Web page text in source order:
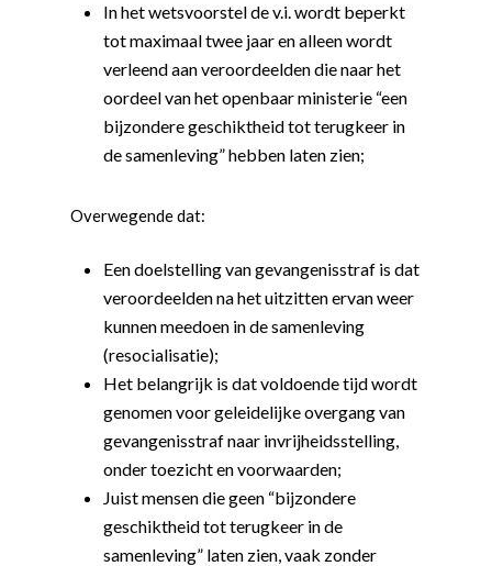
In het wetsvoorstel de v.i. wordt beperkt
tot maximaal twee jaar en alleen wordt
verleend aan veroordeelden die naar het
oordeel van het openbaar ministerie “een
bijzondere geschiktheid tot terugkeer in
de samenleving” hebben laten zien;
Overwegende dat:
Een doelstelling van gevangenisstraf is dat
veroordeelden na het uitzitten ervan weer
kunnen meedoen in de samenleving
(resocialisatie);
Het belangrijk is dat voldoende tijd wordt
genomen voor geleidelijke overgang van
gevangenisstraf naar invrijheidsstelling,
onder toezicht en voorwaarden;
Juist mensen die geen “bijzondere
geschiktheid tot terugkeer in de
samenleving” laten zien, vaak zonder